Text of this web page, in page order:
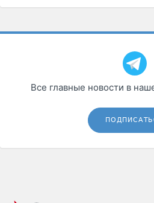
Все главные новости в